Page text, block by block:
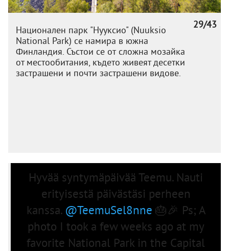
29/43
Национален парк "Нууксио" (Nuuksio
National Park) се намира в южна
Финландия. Състои се от сложна мозайка
от местообитания, където живеят десетки
застрашени и почти застрашени видове.
Hyvää syntymäpäivää Teemu. Nauti
erityisestä päivästäsi perheen
kanssa. @TeemuSel8nne 🎂🎉 Ps; A
photo I took a few weeks ago at my
favorite National Park in the Capital